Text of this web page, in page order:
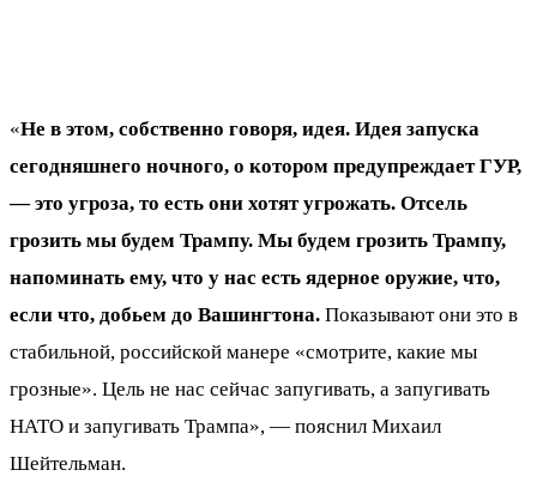
«Не в этом, собственно говоря, идея. Идея запуска
сегодняшнего ночного, о котором предупреждает ГУР,
— это угроза, то есть они хотят угрожать. Отсель
грозить мы будем Трампу. Мы будем грозить Трампу,
напоминать ему, что у нас есть ядерное оружие, что,
если что, добьем до Вашингтона. Показывают они это в
стабильной, российской манере «смотрите, какие мы
грозные». Цель не нас сейчас запугивать, а запугивать
НАТО и запугивать Трампа», — пояснил Михаил
Шейтельман.